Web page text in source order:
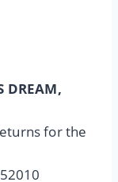
DREAM,
for the